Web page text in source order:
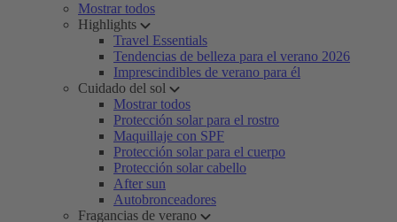
Mostrar todos
Highlights
Travel Essentials
Tendencias de belleza para el verano 2026
Imprescindibles de verano para él
Cuidado del sol
Mostrar todos
Protección solar para el rostro
Maquillaje con SPF
Protección solar para el cuerpo
Protección solar cabello
After sun
Autobronceadores
Fragancias de verano